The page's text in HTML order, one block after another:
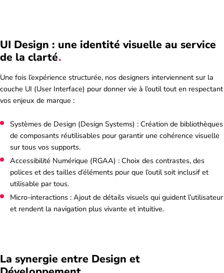
UI Design : une identité visuelle au service
de la clarté
Une fois l’expérience structurée, nos designers interviennent sur la
couche UI (User Interface) pour donner vie à l’outil tout en respectant
vos enjeux de marque :
Systèmes de Design (Design Systems) : Création de bibliothèques
de composants réutilisables pour garantir une cohérence visuelle
sur tous vos supports.
Accessibilité Numérique (RGAA) : Choix des contrastes, des
polices et des tailles d’éléments pour que l’outil soit inclusif et
utilisable par tous.
Micro-interactions : Ajout de détails visuels qui guident l’utilisateur
et rendent la navigation plus vivante et intuitive.
La synergie entre Design et